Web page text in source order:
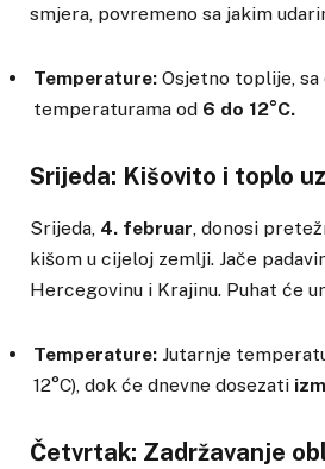
smjera, povremeno sa jakim
Temperature: Osjetno toplije, sa
temperaturama od 6 do 12°C.
Srijeda: Kišovito i toplo
Srijeda, 4. februar , donosi
kišom u cijeloj zemlji. Jače
Hercegovinu i Krajinu. Puhat će
Temperature: Jutarnje
12°C), dok će dnevne dosezati
Četvrtak: Zadržavanje